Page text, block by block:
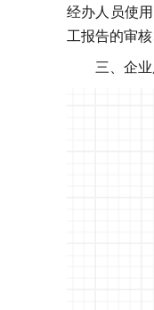
经办人员使
工报告的审
三、企